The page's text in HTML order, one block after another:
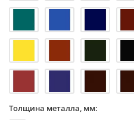
Толщина металла, мм: